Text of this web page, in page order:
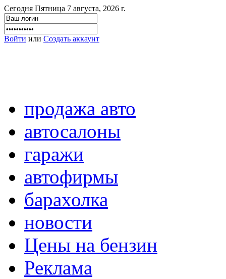
Сегодня Пятница 7 августа, 2026 г.
Войти или Создать аккаунт
продажа авто
автосалоны
гаражи
автофирмы
барахолка
новости
Цены на бензин
Реклама